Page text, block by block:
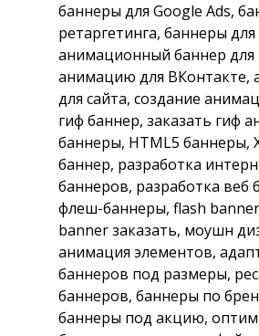
баннеры для Google Ads,
ретаргетинга, баннеры для
анимационный баннер для
анимацию для ВКонтакте,
для сайта, создание
гиф баннер, заказать гиф
баннеры, HTML5 баннеры,
баннер, разработка
баннеров, разработка веб
флеш-баннеры, flash
banner заказать, моушн
анимация элементов,
баннеров под размеры,
баннеров, баннеры по
баннеры под акцию,